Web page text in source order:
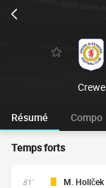
Crewe
Résumé Compo
Temps forts
81' M. Holíček